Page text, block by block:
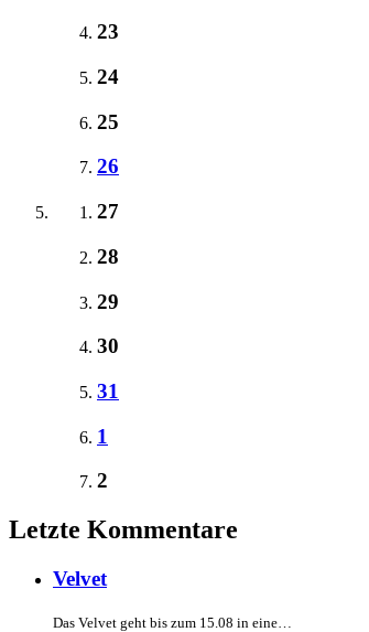
23
24
25
26
27
28
29
30
31
1
2
Letzte Kommentare
Velvet
Das Velvet geht bis zum 15.08 in eine…